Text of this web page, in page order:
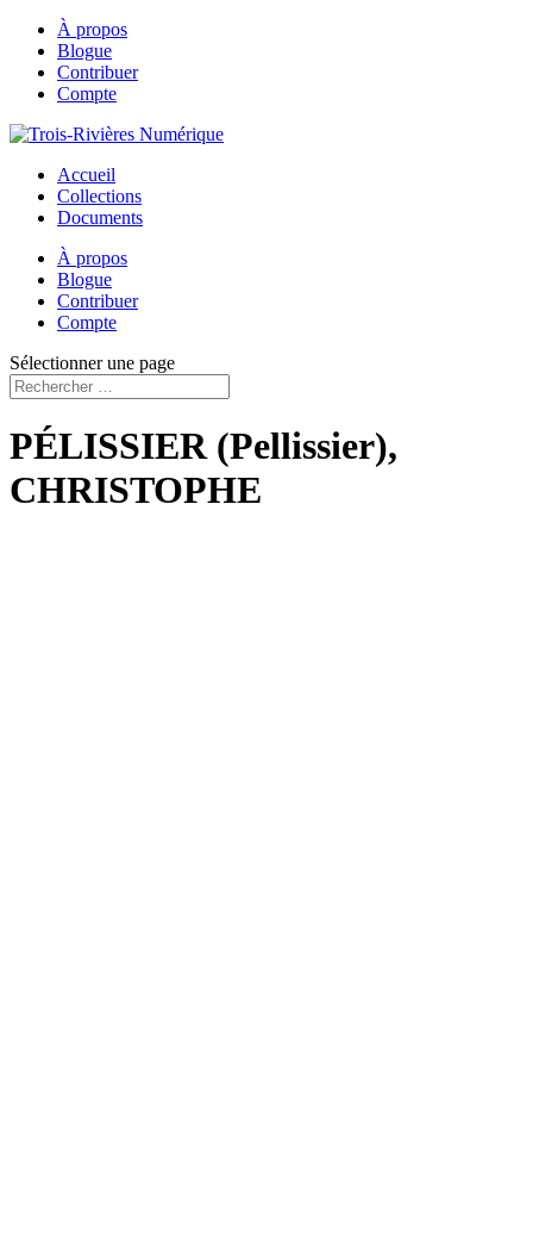
À propos
Blogue
Contribuer
Compte
Accueil
Collections
Documents
À propos
Blogue
Contribuer
Compte
Sélectionner une page
PÉLISSIER (Pellissier),
CHRISTOPHE